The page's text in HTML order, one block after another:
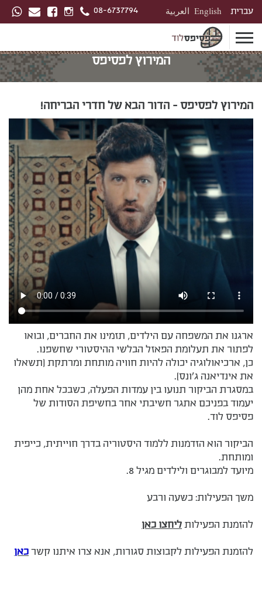
עברית English العربية 08-6737794
המירוץ לפסיפס
המירוץ לפסיפס - הדור הבא של חדרי הבריחה!
ארגנו את המשפחה עם הילדים, תזמינו את החברים, ובואו
לפתור את תעלומת הפאזל הבלשי ההיסטורי שחשפנו.
כן, ארכיאולוגיה יכולה להיות חוויה מותחת ומרתקת (תשאלו
את אינדיאנה ג'ונס).
במסגרת הביקור תנועו בין עמדות הפעלה, כשבכל אחת מהן
יעמוד בפניכם אתגר חשיבתי אחר בחשיפת הסודות של
פסיפס לוד.
הביקור הוא הזדמנות ללמוד היסטוריה בדרך חוייתית, כייפית
ומותחת.
מיועד למבוגרים ולילדים מגיל 8.
משך הפעילות: כשעה ורבע
להזמנת הפעילות ליחצו כאן
להזמנת הפעילות לקבוצות סגורות, אנא צרו איתנו קשר כאן